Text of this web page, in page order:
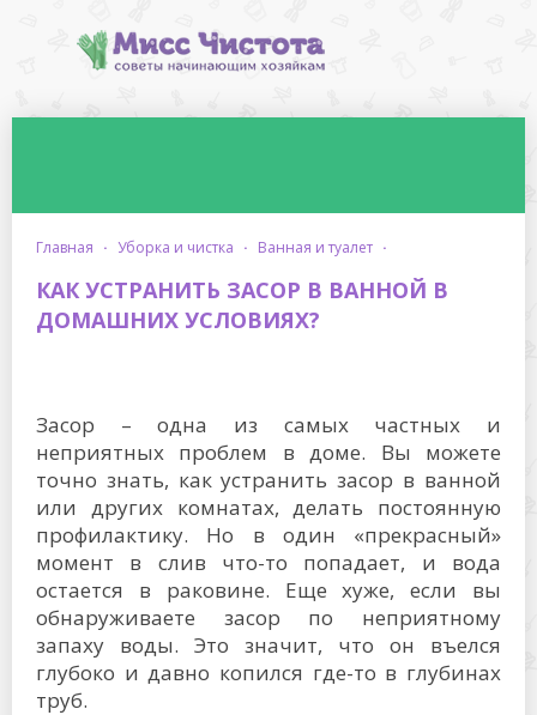
главная · уборка и чистка · ванная и туалет ·
КАК УСТРАНИТЬ ЗАСОР В ВАННОЙ В
ДОМАШНИХ УСЛОВИЯХ?
Засор – одна из самых частных и
неприятных проблем в доме. Вы можете
точно знать, как устранить засор в ванной
или других комнатах, делать постоянную
профилактику. Но в один «прекрасный»
момент в слив что-то попадает, и вода
остается в раковине. Еще хуже, если вы
обнаруживаете засор по неприятному
запаху воды. Это значит, что он въелся
глубоко и давно копился где-то в глубинах
труб.